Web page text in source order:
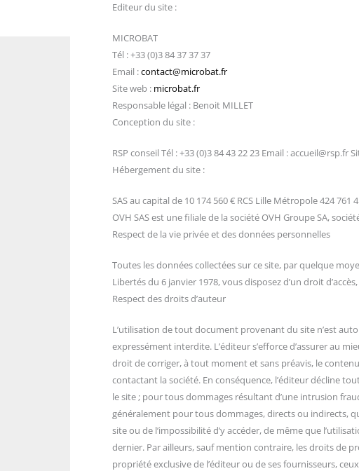
Editeur du site :
MICROBAT
Tél : +33 (0)3 84 37 37 37
Email :contact@microbat.fr
Site web : microbat.fr
Responsable légal : Benoit MILLET
Conception du site :
RSP conseil Tél : +33 (0)3 84 43 22 23 Email :
Hébergement du site :
SAS au capital de 10 174 560 € RCS Lille Métropole 424 761
OVH SAS est une filiale de la société OVH Groupe SA,
Respect de la vie privée et des données personnelles
Toutes les données collectées sur ce site, par quelque
Libertés du 6 janvier 1978, vous disposez d’un droit
Respect des droits d’auteur
L’utilisation de tout document provenant du site n’est
expressément interdite. L’éditeur s’efforce d’assurer au
droit de corriger, à tout moment et sans préavis, le
contactant la société. En conséquence, l’éditeur décline
le site ; pour tous dommages résultant d’une intrusion
généralement pour tous dommages, directs ou indirects,
site ou de l’impossibilité d’y accéder, de même que
dernier. Par ailleurs, sauf mention contraire, les droits de
propriété exclusive de l’éditeur ou de ses fournisseurs,